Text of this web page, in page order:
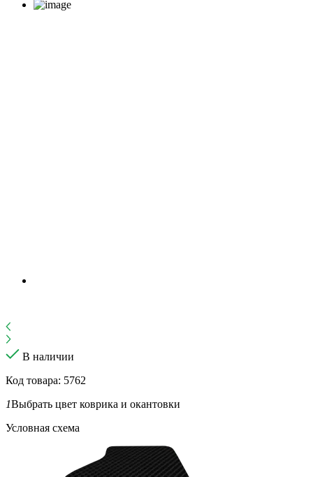
В наличии
Код товара: 5762
1Выбрать цвет коврика и окантовки
Условная схема